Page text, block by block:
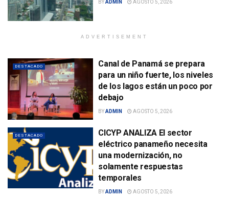
BYADMIN AGOSTO 5, 2026
ADVERTISEMENT
DESTACADO
Canal de Panamá se prepara
para un niño fuerte, los niveles
de los lagos están un poco por
debajo
BYADMIN AGOSTO 5, 2026
DESTACADO
CICYP ANALIZA El sector
eléctrico panameño necesita
una modernización, no
solamente respuestas
temporales
BYADMIN AGOSTO 5, 2026